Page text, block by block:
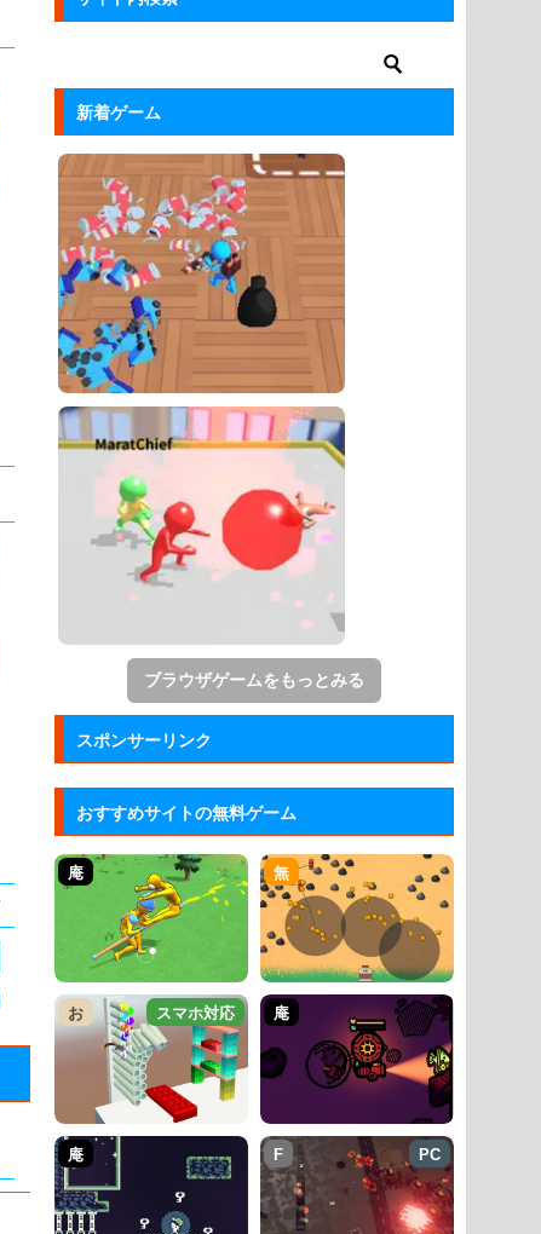
新着ゲーム
ブラウザゲームをもっとみる
スポンサーリンク
おすすめサイトの無料ゲーム
庵 無
お スマホ対応 庵
庵 F PC